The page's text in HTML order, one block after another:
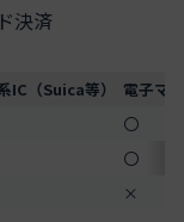
決済
IC（Suica等）
電子マ
〇
〇
×